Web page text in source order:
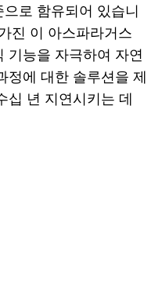
로 함유되어 있습니
진 이 아스파라거스
기능을 자극하여 자연
정에 대한 솔루션을 제
십 년 지연시키는 데